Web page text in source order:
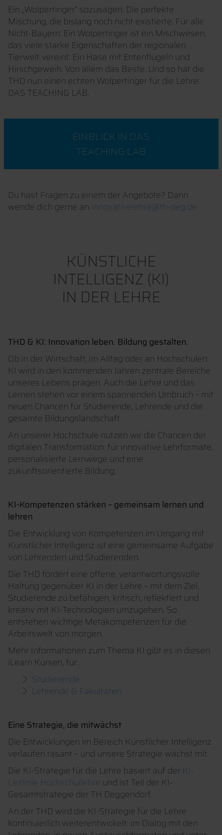
Ein „Wolpertinger“ sozusagen. Die perfekte
Mischung, die bislang noch nicht existierte. Für alle
Nicht-Bayern: Ein Wolpertinger ist ein Mischwesen,
das viele starke Eigenschaften der regionalen
Tierwelt vereint: Ein Hase mit Entenflügeln und
Hirschgeweih. Von allem das Beste. Und so hat die
THD nun einen echten Wolpertinger für die Lehre:
DAS TEACHING LAB.
EINBLICK IN DAS
TEACHING LAB
Du hast Fragen zu einem der Angebote? Dann
wende dich gerne an innovativelehre@th-deg.de
KÜNSTLICHE
INTELLIGENZ (KI)
IN DER LEHRE
THD & KI: Innovation leben. Bildung gestalten.
Ob in der Wirtschaft, im Alltag oder an Hochschulen:
KI wird in den kommenden Jahren zentrale Bereiche
unseres Lebens prägen. Auch die Lehre und das
Lernen stehen vor einem spannenden Umbruch – mit
neuen Chancen für Studierende, Lehrende und die
gesamte Bildungslandschaft.
An unserer Hochschule nutzen wir die Chancen der
digitalen Transformation: für innovative Lehrformate,
personalisierte Lernwege und eine
zukunftsorientierte Bildung.
KI-Kompetenzen stärken – gemeinsam lernen und
lehren
Die Entwicklung von Kompetenzen im Umgang mit
Künstlicher Intelligenz ist eine gemeinsame Aufgabe
von Lehrenden und Studierenden.
Die THD fördert eine offene, verantwortungsvolle
Haltung gegenüber KI in der Lehre – mit dem Ziel,
Studierende zu befähigen, kritisch, reflektiert und
kreativ mit KI-Technologien umzugehen. So
entstehen wichtige Metakompetenzen für die
Arbeitswelt von morgen.
Mehr Informationen zum Thema KI gibt es in diesen
iLearn Kursen, für:
Studierende
Lehrende & Fakultäten
Eine Strategie, die mitwächst
Die Entwicklungen im Bereich Künstlicher Intelligenz
verlaufen rasant – und unsere Strategie wächst mit.
Die KI-Strategie für die Lehre basiert auf der KI-
Leitlinie Hochschullehre und ist Teil der KI-
Gesamtstrategie der TH Deggendorf.
An der THD wird die KI-Strategie für die Lehre
kontinuierlich weiterentwickelt: im Dialog mit den